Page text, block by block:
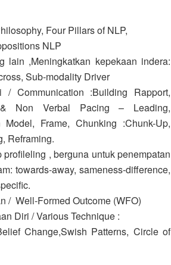
Four Pillars of NLP,
NLP
lain ,Meningkatkan kepekaan indera:
Sub-modality Driver
/ Communication :Building Rapport,
& Non Verbal Pacing – Leading,
Frame, Chunking :Chunk-Up,
Reframing.
, berguna untuk penempatan
towards-away, sameness-difference,
/ Well-Formed Outcome (WFO)
Diri / Various Technique :
Change,Swish Patterns, Circle of